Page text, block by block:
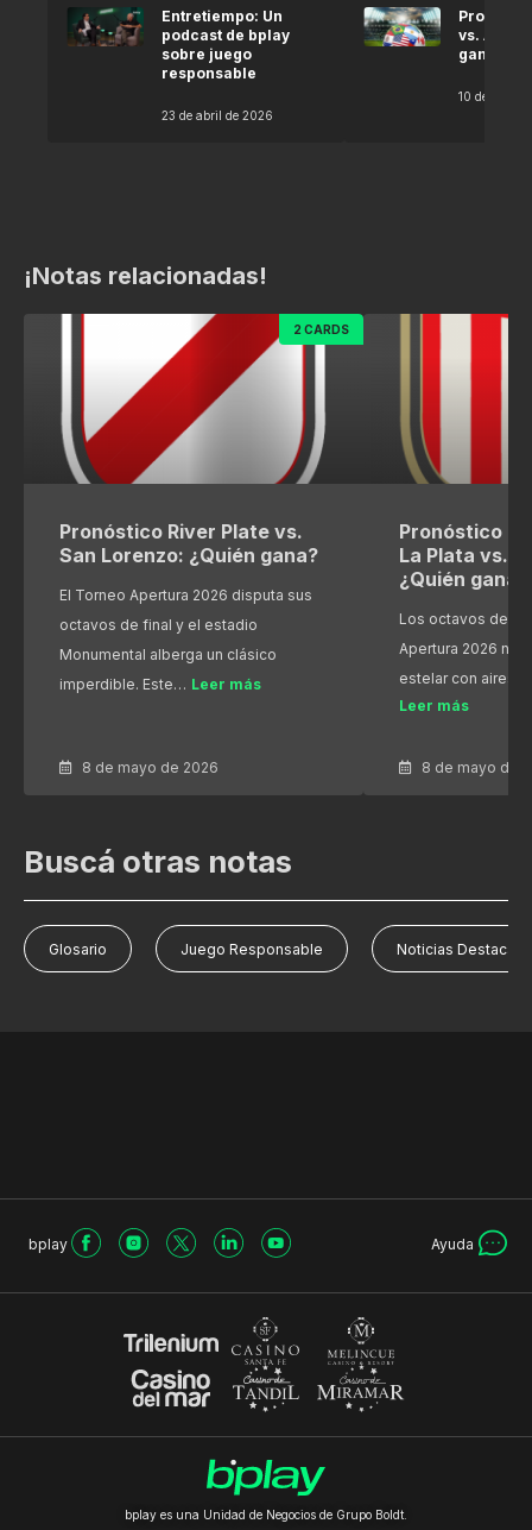
Entretiempo: Un
podcast de bplay
sobre juego
responsable
23 de abril de 2026
vs.
gana
10 de abril
¡Notas relacionadas!
2 CARDS
Pronóstico River Plate vs.
San Lorenzo: ¿Quién gana?
El Torneo Apertura 2026 disputa sus
octavos de final y el estadio
Monumental alberga un clásico
imperdible. Este… Leer más
8 de mayo de 2026
Pronóstico
La Plata vs.
¿Quién gana?
Los octavos de
Apertura 2026
estelar con aires
Leer más
8 de mayo de
Buscá otras notas
Glosario Juego Responsable Noticias
bplay Ayuda
bplay es una Unidad de Negocios de Grupo Boldt.